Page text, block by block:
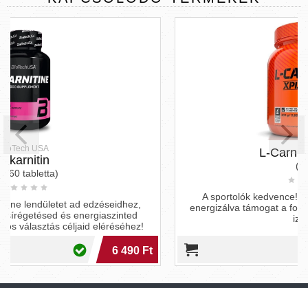
A sportolók kedvence! Az L-karnitin és magnézium
energizálva támogat a fogyás útján, miközben erősíti az